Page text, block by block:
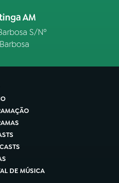
AM
S/Nº
DE MÚSICA